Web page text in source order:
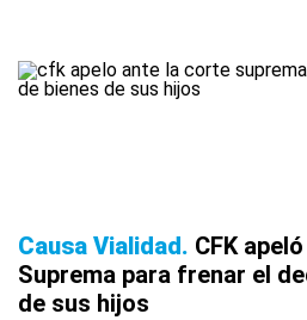
Causa Vialidad CFK
Suprema para frenar el
de sus hijos